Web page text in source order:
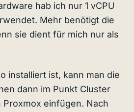
hab ich nur 1 vCPU
Mehr benötigt die
sie dient für mich nur als
installiert ist, kann man die
dann im Punkt Cluster
einfügen. Nach